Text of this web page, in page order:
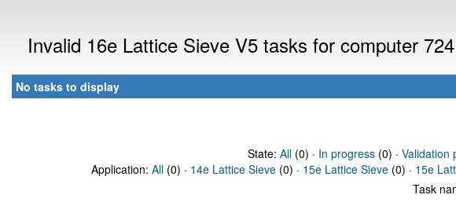
Invalid 16e Lattice Sieve V5 tasks for computer
No tasks to display
State: All(0) · In progress(0) · Validation
Application: All (0) · 14e Lattice Sieve (0) · 15e Lattice Sieve (0) · 15e
Task